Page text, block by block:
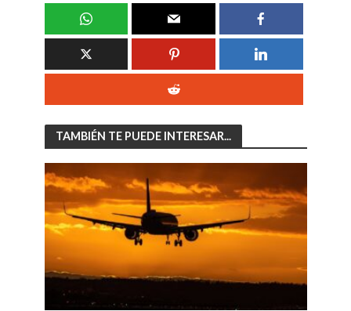
TAMBIÉN TE PUEDE INTERESAR...